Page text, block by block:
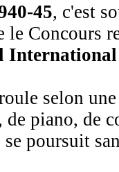
45, c'est
le Concours
selon
de piano, de
se poursuit